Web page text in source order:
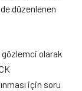
düzenlenen
gözlemci olarak
için soru